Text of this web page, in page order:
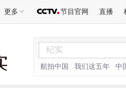
更多 节目官网 直播
航拍中国 我们这五年 中